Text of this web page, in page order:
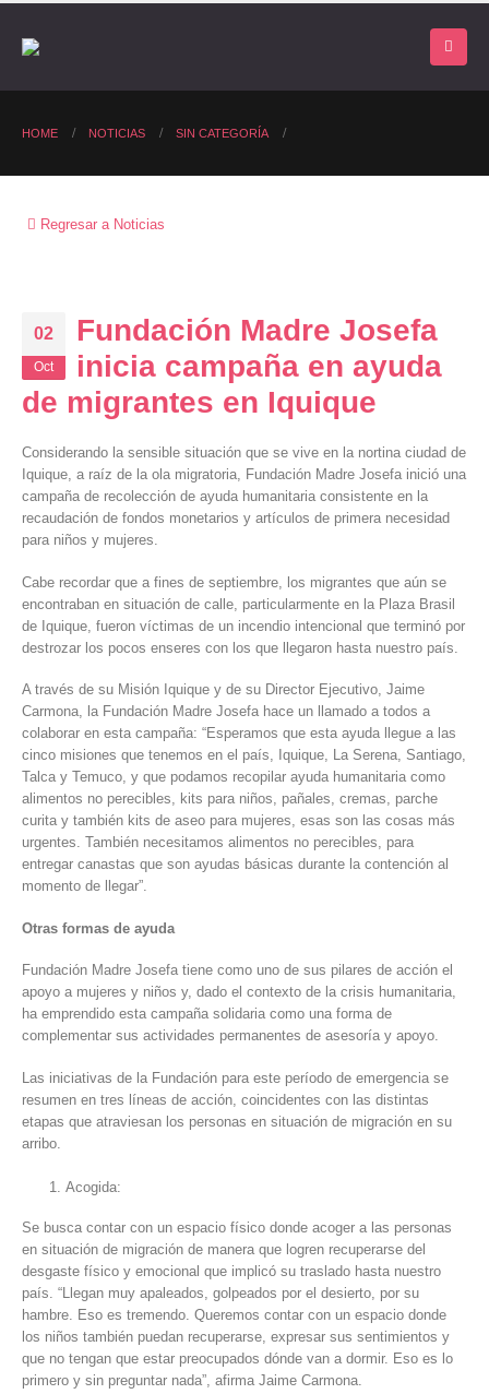
HOME NOTICIAS SIN CATEGORÍA
Regresar a Noticias
02
Oct
Fundación Madre Josefa
inicia campaña en ayuda
de migrantes en Iquique
Considerando la sensible situación que se vive en la nortina ciudad de
Iquique, a raíz de la ola migratoria, Fundación Madre Josefa inició una
campaña de recolección de ayuda humanitaria consistente en la
recaudación de fondos monetarios y artículos de primera necesidad
para niños y mujeres.
Cabe recordar que a fines de septiembre, los migrantes que aún se
encontraban en situación de calle, particularmente en la Plaza Brasil
de Iquique, fueron víctimas de un incendio intencional que terminó por
destrozar los pocos enseres con los que llegaron hasta nuestro país.
A través de su Misión Iquique y de su Director Ejecutivo, Jaime
Carmona, la Fundación Madre Josefa hace un llamado a todos a
colaborar en esta campaña: “Esperamos que esta ayuda llegue a las
cinco misiones que tenemos en el país, Iquique, La Serena, Santiago,
Talca y Temuco, y que podamos recopilar ayuda humanitaria como
alimentos no perecibles, kits para niños, pañales, cremas, parche
curita y también kits de aseo para mujeres, esas son las cosas más
urgentes. También necesitamos alimentos no perecibles, para
entregar canastas que son ayudas básicas durante la contención al
momento de llegar”.
Otras formas de ayuda
Fundación Madre Josefa tiene como uno de sus pilares de acción el
apoyo a mujeres y niños y, dado el contexto de la crisis humanitaria,
ha emprendido esta campaña solidaria como una forma de
complementar sus actividades permanentes de asesoría y apoyo.
Las iniciativas de la Fundación para este período de emergencia se
resumen en tres líneas de acción, coincidentes con las distintas
etapas que atraviesan los personas en situación de migración en su
arribo.
Acogida:
Se busca contar con un espacio físico donde acoger a las personas
en situación de migración de manera que logren recuperarse del
desgaste físico y emocional que implicó su traslado hasta nuestro
país. “Llegan muy apaleados, golpeados por el desierto, por su
hambre. Eso es tremendo. Queremos contar con un espacio donde
los niños también puedan recuperarse, expresar sus sentimientos y
que no tengan que estar preocupados dónde van a dormir. Eso es lo
primero y sin preguntar nada”, afirma Jaime Carmona.